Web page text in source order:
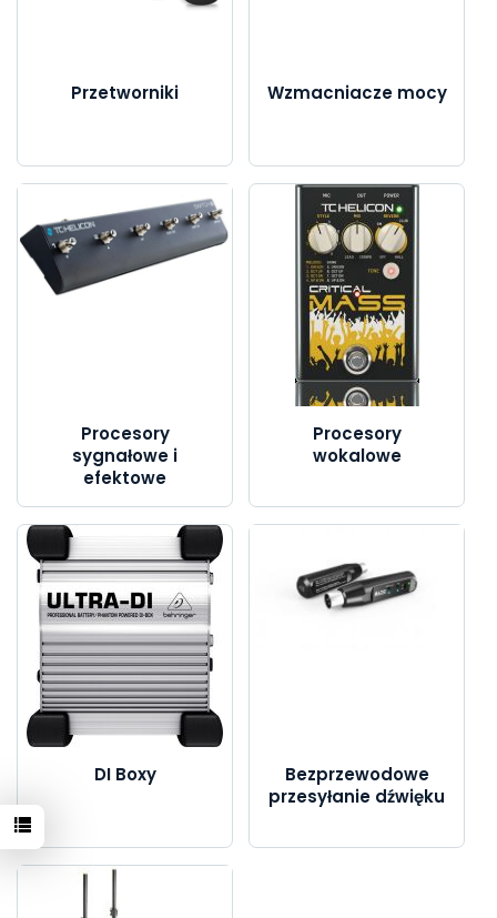
Przetworniki Wzmacniacze mocy
Procesory
sygnałowe i
efektowe
Procesory
wokalowe
DI Boxy
Bezprzewodowe
przesyłanie dźwięku